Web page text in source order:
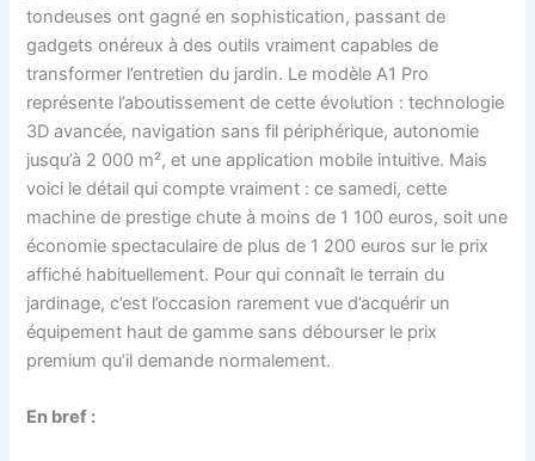
tondeuses ont gagné en sophistication, passant de
gadgets onéreux à des outils vraiment capables de
transformer l’entretien du jardin. Le modèle A1 Pro
représente l’aboutissement de cette évolution : technologie
3D avancée, navigation sans fil périphérique, autonomie
jusqu’à 2 000 m², et une application mobile intuitive. Mais
voici le détail qui compte vraiment : ce samedi, cette
machine de prestige chute à moins de 1 100 euros, soit une
économie spectaculaire de plus de 1 200 euros sur le prix
affiché habituellement. Pour qui connaît le terrain du
jardinage, c’est l’occasion rarement vue d’acquérir un
équipement haut de gamme sans débourser le prix
premium qu’il demande normalement.
En bref :